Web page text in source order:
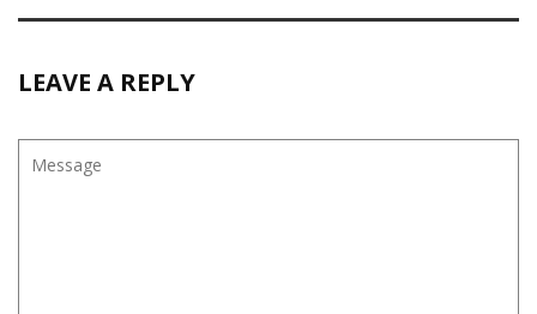
LEAVE A REPLY